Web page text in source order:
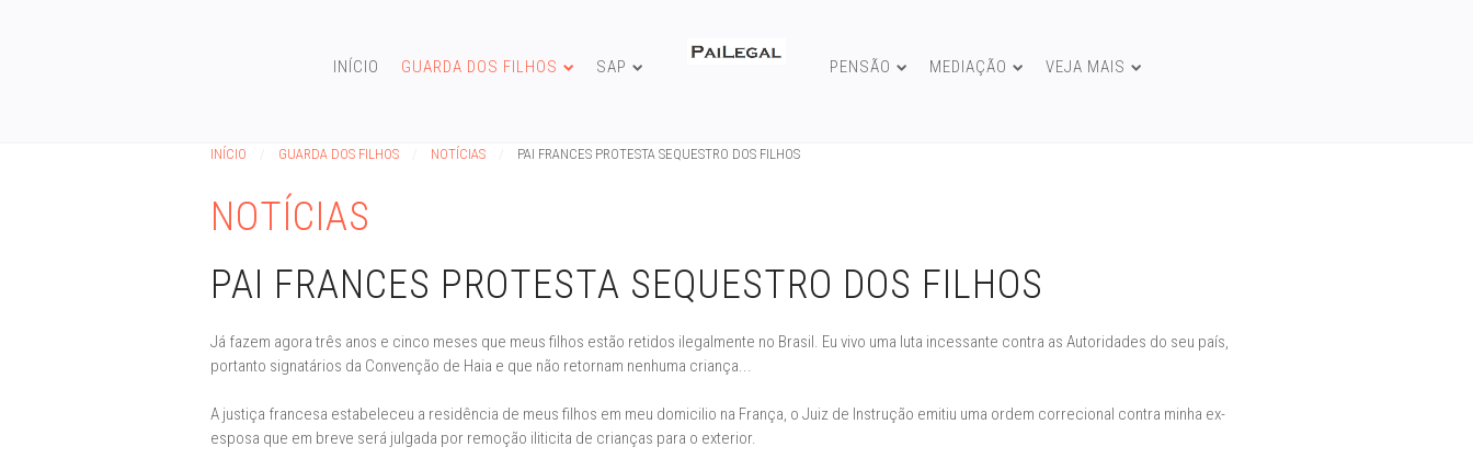
INÍCIO GUARDA DOS FILHOS SAP PENSÃO MEDIAÇÃO VEJA MAIS
INÍCIO GUARDA DOS FILHOS NOTÍCIAS PAI FRANCES PROTESTA SEQUESTRO DOS FILHOS
NOTÍCIAS
PAI FRANCES PROTESTA SEQUESTRO DOS FILHOS
Já fazem agora três anos e cinco meses que meus filhos estão retidos ilegalmente no Brasil. Eu vivo uma luta incessante contra as Autoridades do seu país,
portanto signatários da Convenção de Haia e que não retornam nenhuma criança...
A justiça francesa estabeleceu a residência de meus filhos em meu domicilio na França, o Juiz de Instrução emitiu uma ordem correcional contra minha ex-
esposa que em breve será julgada por remoção iliticita de crianças para o exterior.